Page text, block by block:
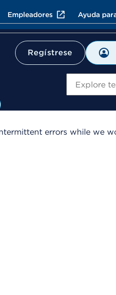
Empleadores Ayuda
Regístrese
errors while we